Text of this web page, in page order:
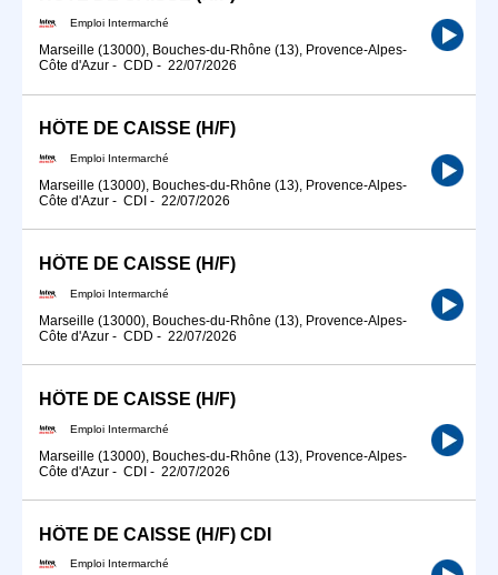
Emploi Intermarché
Marseille (13000), Bouches-du-Rhône (13), Provence-Alpes-
Côte d'Azur - CDD - 22/07/2026
HÔTE DE CAISSE (H/F)
Emploi Intermarché
Marseille (13000), Bouches-du-Rhône (13), Provence-Alpes-
Côte d'Azur - CDI - 22/07/2026
HÔTE DE CAISSE (H/F)
Emploi Intermarché
Marseille (13000), Bouches-du-Rhône (13), Provence-Alpes-
Côte d'Azur - CDD - 22/07/2026
HÔTE DE CAISSE (H/F)
Emploi Intermarché
Marseille (13000), Bouches-du-Rhône (13), Provence-Alpes-
Côte d'Azur - CDI - 22/07/2026
HÔTE DE CAISSE (H/F) CDI
Emploi Intermarché